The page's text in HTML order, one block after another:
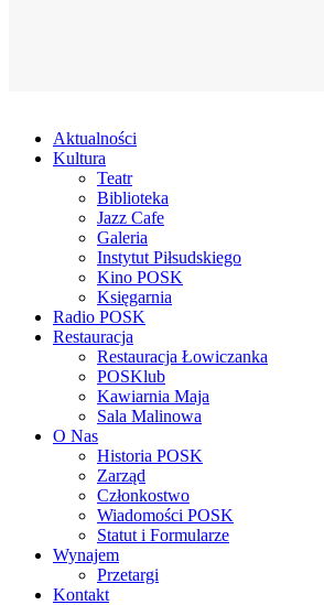
Aktualności
Kultura
Teatr
Biblioteka
Jazz Cafe
Galeria
Instytut Piłsudskiego
Kino POSK
Księgarnia
Radio POSK
Restauracja
Restauracja Łowiczanka
POSKlub
Kawiarnia Maja
Sala Malinowa
O Nas
Historia POSK
Zarząd
Członkostwo
Wiadomości POSK
Statut i Formularze
Wynajem
Przetargi
Kontakt